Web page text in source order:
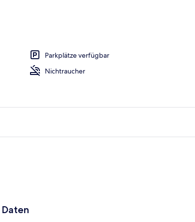
Parkplätze verfügbar
Nichtraucher